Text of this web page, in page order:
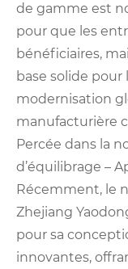
de gamme est
pour que les
bénéficiaires,
base solide
modernisation
manufacturière
Percée dans la
d’équilibrage –
Récemment, le
Zhejiang
pour sa
innovantes,